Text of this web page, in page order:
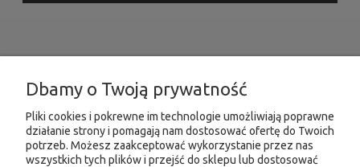
INFORMACJE
MOJE KONTO
PRODUKTY
Dbamy o Twoją prywatność
Pliki cookies i pokrewne im technologie umożliwiają poprawne
działanie strony i pomagają nam dostosować ofertę do Twoich
potrzeb. Możesz zaakceptować wykorzystanie przez nas
wszystkich tych plików i przejść do sklepu lub dostosować